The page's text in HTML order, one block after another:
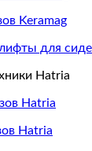
Keramag
для
Hatria
Hatria
Hatria